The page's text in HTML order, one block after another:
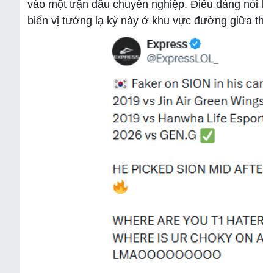
vào một trận đấu chuyên nghiệp. Điều đáng
biến vị tướng lạ kỳ này ở khu vực đường giữa